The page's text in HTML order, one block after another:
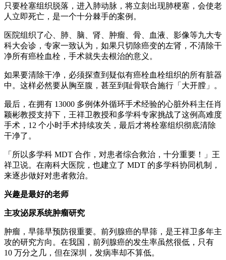
只要栓塞组织脱落，进入肺动脉，将立刻出现肺梗塞，会使老
人立即死亡，是一个十分棘手的案例。
医院组织了心、肺、脑、肾、肿瘤、骨、血液、影像等九大专
科大会诊，专家一致认为，如果只切除癌变的左肾，不清除干
净所有癌栓血栓，手术就失去根治的意义。
如果要清除干净，必须探查到疑似有癌栓血栓组织的所有脏器
中。这样必然要从胸至腹，甚至到耻骨联合施行「大开膛」。
最后，在拥有 13000 多例体外循环手术经验的心脏外科主任肖
颖彬教授支持下，王祥卫教授和多学科专家挑战了这例高难度
手术，12 个小时手术持续攻关，最后才将栓塞组织彻底清除
干净了。
「所以多学科 MDT 合作，对患者综合救治，十分重要！」王
祥卫说。在南科大医院，也建立了 MDT 的多学科协同机制，
来逐步做好对患者救治。
兴趣是最好的老师
主攻泌尿系统肿瘤研究
肿瘤，早筛早预防很重要。前列腺癌的早筛，是王祥卫多年主
攻的研究方向。在我国，前列腺癌的发生率虽然很低，只有
10 万分之几，但在深圳，发病率却不算低。